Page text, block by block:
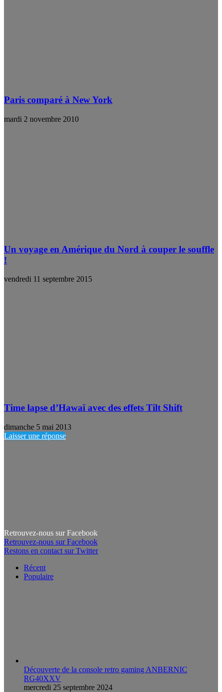
Paris comparé à New York
mardi 2 novembre 2010
Un voyage en Amérique du Nord à couper le souffle
!
vendredi 11 septembre 2015
Time lapse d’Hawaï avec des effets Tilt Shift
dimanche 5 mai 2013
Laisser une réponse
Retrouvez-nous sur Facebook
Retrouvez-nous sur Facebook
Restons en contact sur Twitter
Récent
Populaire
Découverte de la console retro gaming ANBERNIC
RG40XXV
mercredi 25 septembre 2024